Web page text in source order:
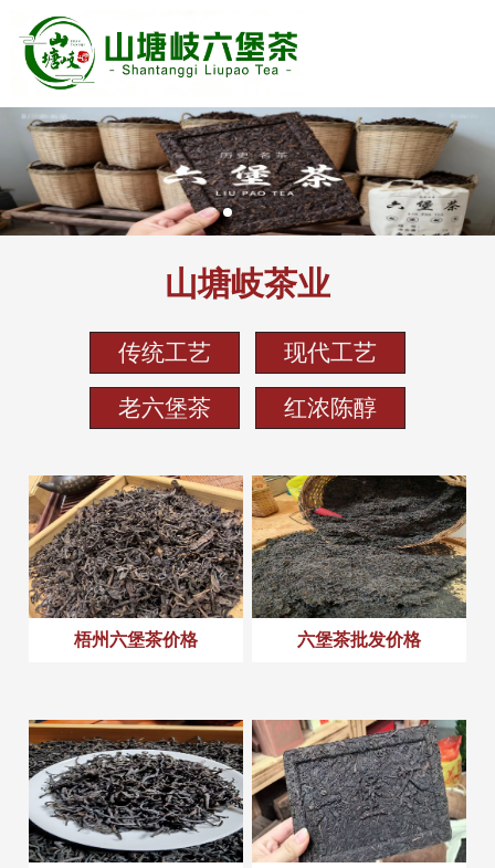
山塘岐茶业
传统工艺 现代工艺
老六堡茶 红浓陈醇
梧州六堡茶价格 六堡茶批发价格